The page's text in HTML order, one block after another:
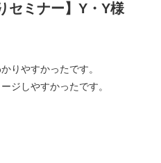
セミナー】Y・Y様
りやすかったです。
ジしやすかったです。